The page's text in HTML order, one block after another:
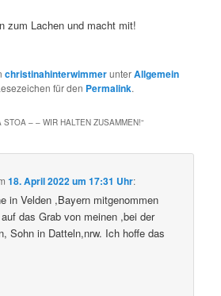
zum Lachen und macht mit!
christinahinterwimmerunterAllgemein
für den Permalink.
STOA – – WIR HALTEN ZUSAMMEN!“
18. April 2022 um 17:31 Uhr:
in Velden ,Bayern mitgenommen
das Grab von meinen ,bei der
Sohn in Datteln,nrw. Ich hoffe das